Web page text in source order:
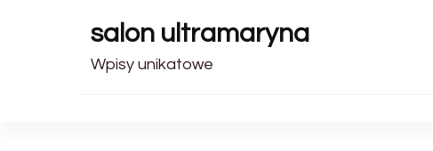
salon ultramaryna
Wpisy unikatowe